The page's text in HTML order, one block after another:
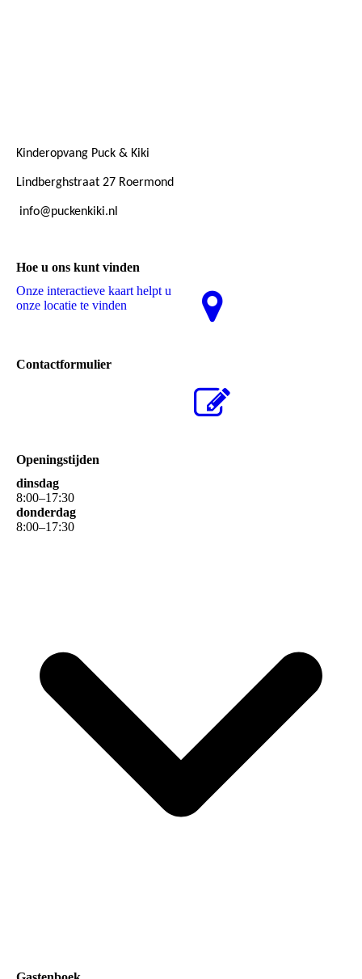
Kinderopvang Puck & Kiki
Lindberghstraat 27 Roermond
info@puckenkiki.nl
Hoe u ons kunt vinden
Onze interactieve kaart helpt u
onze locatie te vinden
Contactformulier
Openingstijden
dinsdag
8:00–17:30
donderdag
8:00–17:30